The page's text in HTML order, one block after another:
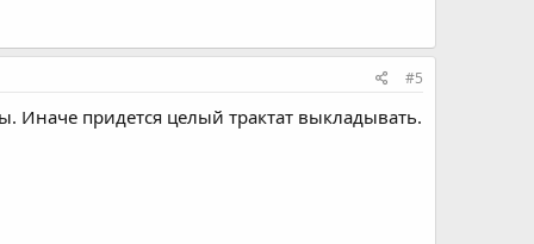
#5
Иначе придется целый трактат выкладывать.